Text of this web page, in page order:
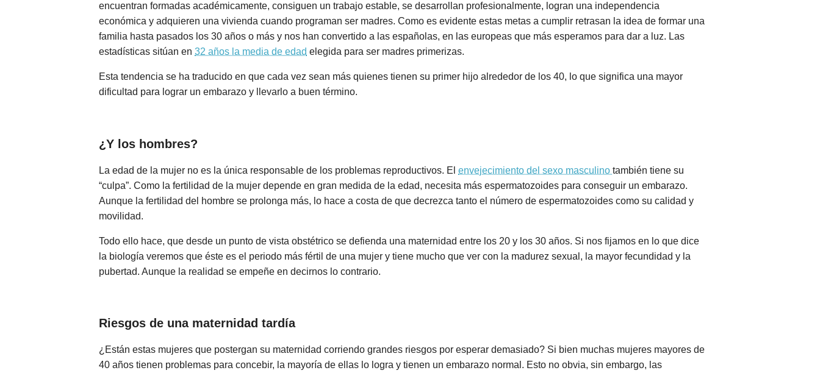
encuentran formadas académicamente, consiguen un trabajo estable, se desarrollan profesionalmente, logran una independencia
económica y adquieren una vivienda cuando programan ser madres. Como es evidente estas metas a cumplir retrasan la idea de formar una
familia hasta pasados los 30 años o más y nos han convertido a las españolas, en las europeas que más esperamos para dar a luz. Las
estadísticas sitúan en 32 años la media de edad elegida para ser madres primerizas.
Esta tendencia se ha traducido en que cada vez sean más quienes tienen su primer hijo alrededor de los 40, lo que significa una mayor
dificultad para lograr un embarazo y llevarlo a buen término.
¿Y los hombres?
La edad de la mujer no es la única responsable de los problemas reproductivos. El envejecimiento del sexo masculino también tiene su
“culpa”. Como la fertilidad de la mujer depende en gran medida de la edad, necesita más espermatozoides para conseguir un embarazo.
Aunque la fertilidad del hombre se prolonga más, lo hace a costa de que decrezca tanto el número de espermatozoides como su calidad y
movilidad.
Todo ello hace, que desde un punto de vista obstétrico se defienda una maternidad entre los 20 y los 30 años. Si nos fijamos en lo que dice
la biología veremos que éste es el periodo más fértil de una mujer y tiene mucho que ver con la madurez sexual, la mayor fecundidad y la
pubertad. Aunque la realidad se empeñe en decirnos lo contrario.
Riesgos de una maternidad tardía
¿Están estas mujeres que postergan su maternidad corriendo grandes riesgos por esperar demasiado? Si bien muchas mujeres mayores de
40 años tienen problemas para concebir, la mayoría de ellas lo logra y tienen un embarazo normal. Esto no obvia, sin embargo, las